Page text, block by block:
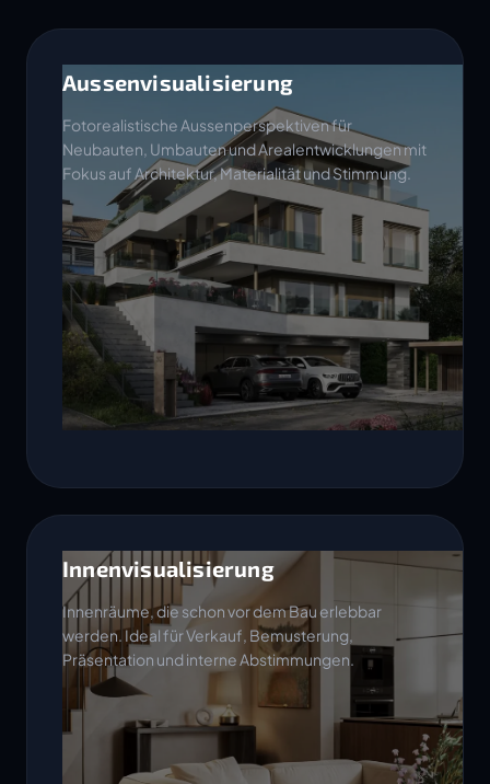
Aussenvisualisierung
Fotorealistische Aussenperspektiven für
Neubauten, Umbauten und Arealentwicklungen mit
Fokus auf Architektur, Materialität und Stimmung.
Innenvisualisierung
Innenräume, die schon vor dem Bau erlebbar
werden. Ideal für Verkauf, Bemusterung,
Präsentation und interne Abstimmungen.